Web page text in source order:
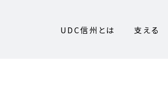
UDC信州とは 支える